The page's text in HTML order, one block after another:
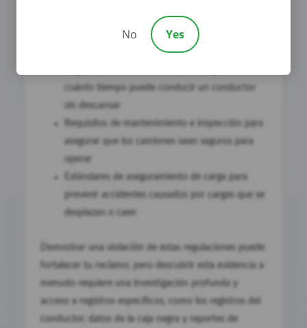
Estas regulaciones incluyen:
cuánto tiempo puede conducir un conductor
sin descansar
Requisitos de mantenimiento e inspección para
asegurar que los camiones sean seguros para
operar
Estándares de aseguramiento de carga para
prevenir accidentes causados por cargas que se
desplazan o caen
Demostrar una violación de estas regulaciones puede
fortalecer tu reclamo, pero descubrir esta evidencia a
menudo requiere una investigación profunda y
acceso a registros específicos, como los registros del
conductor, datos de la caja negra y reportes de
No Yes